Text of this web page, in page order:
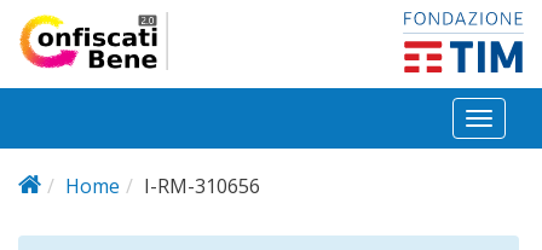
Salta al contenuto principale
Toggle
Home
I-RM-310656